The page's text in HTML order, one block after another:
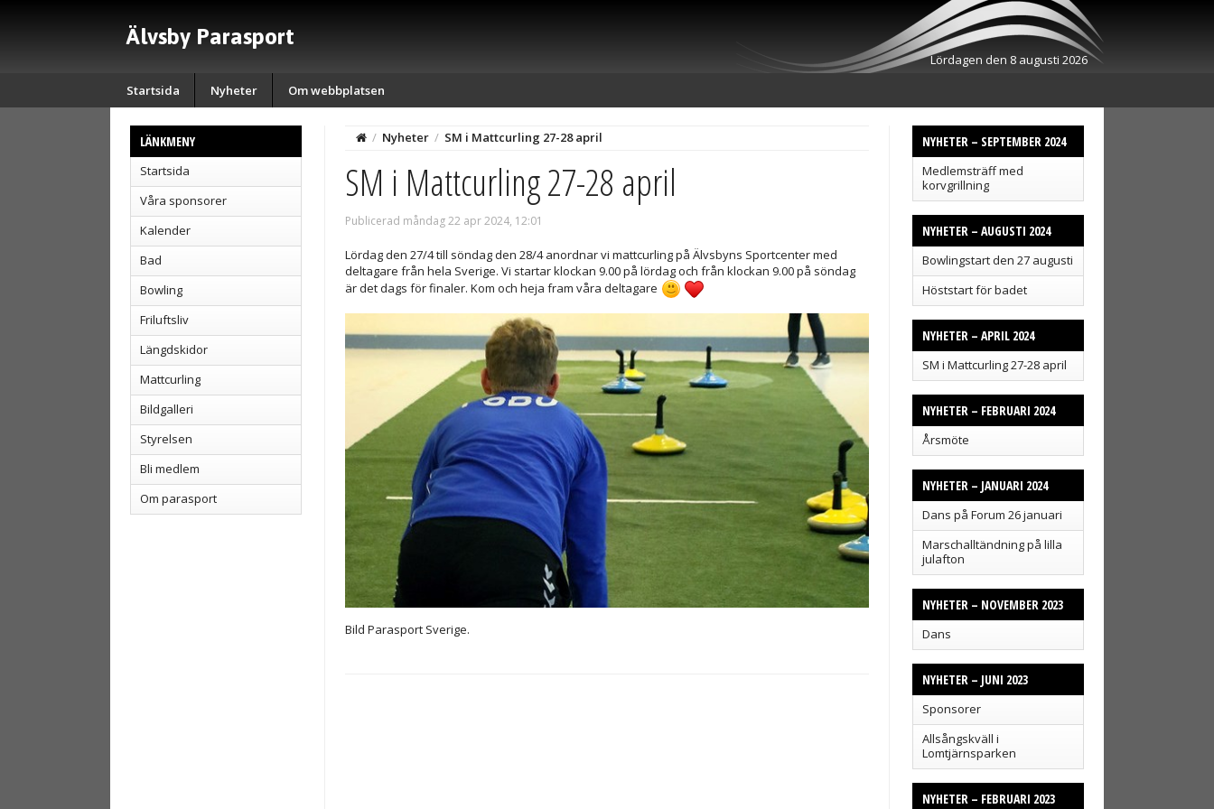
Älvsby Parasport
Lördagen den 8 augusti 2026
Startsida
Nyheter Om webbplatsen
LÄNKMENY
Startsida
Våra sponsorer
Kalender
Bad
Bowling
Friluftsliv
Längdskidor
Mattcurling
Bildgalleri
Styrelsen
Bli medlem
Om parasport
NYHETER – SEPTEMBER 2024
Medlemsträff med
korvgrillning
NYHETER – AUGUSTI 2024
Bowlingstart den 27 augusti
Höststart för badet
NYHETER – APRIL 2024
SM i Mattcurling 27-28 april
NYHETER – FEBRUARI 2024
Årsmöte
NYHETER – JANUARI 2024
Dans på Forum 26 januari
Marschalltändning på lilla
julafton
NYHETER – NOVEMBER 2023
Dans
NYHETER – JUNI 2023
Sponsorer
Allsångskväll i
Lomtjärnsparken
NYHETER – FEBRUARI 2023
/ Nyheter / SM i Mattcurling 27-28 april
SM i Mattcurling 27-28 april
Publicerad måndag 22 apr 2024, 12:01
Lördag den 27/4 till söndag den 28/4 anordnar vi mattcurling på Älvsbyns Sportcenter med
deltagare från hela Sverige. Vi startar klockan 9.00 på lördag och från klockan 9.00 på söndag
är det dags för finaler. Kom och heja fram våra deltagare
Bild Parasport Sverige.